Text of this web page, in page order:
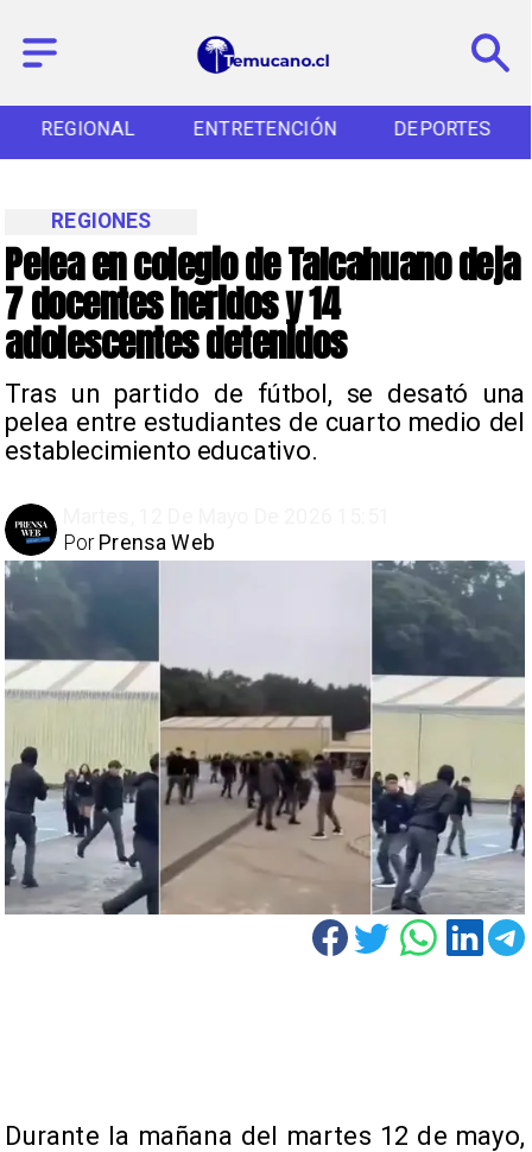
REGIONAL ENTRETENCIÓN DEPORTES
Pelea en colegio de Talcahuano deja
7 docentes heridos y 14
adolescentes detenidos
Tras un partido de fútbol, se desató una
pelea entre estudiantes de cuarto medio del
establecimiento educativo.
REGIONES
Prensa Web
Por
Durante la mañana del martes 12 de mayo,